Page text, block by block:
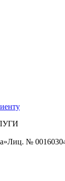
Лиц. №